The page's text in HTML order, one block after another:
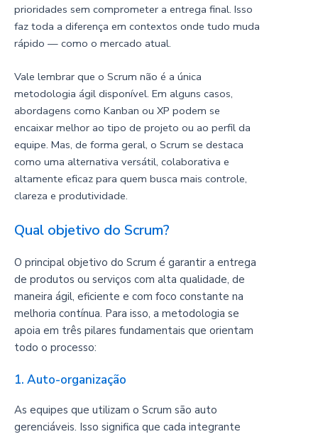
prioridades sem comprometer a entrega final. Isso
faz toda a diferença em contextos onde tudo muda
rápido — como o mercado atual.
Vale lembrar que o Scrum não é a única
metodologia ágil disponível. Em alguns casos,
abordagens como Kanban ou XP podem se
encaixar melhor ao tipo de projeto ou ao perfil da
equipe. Mas, de forma geral, o Scrum se destaca
como uma alternativa versátil, colaborativa e
altamente eficaz para quem busca mais controle,
clareza e produtividade.
Qual objetivo do Scrum?
O principal objetivo do Scrum é garantir a entrega
de produtos ou serviços com alta qualidade, de
maneira ágil, eficiente e com foco constante na
melhoria contínua. Para isso, a metodologia se
apoia em três pilares fundamentais que orientam
todo o processo:
1. Auto-organização
As equipes que utilizam o Scrum são auto
gerenciáveis. Isso significa que cada integrante